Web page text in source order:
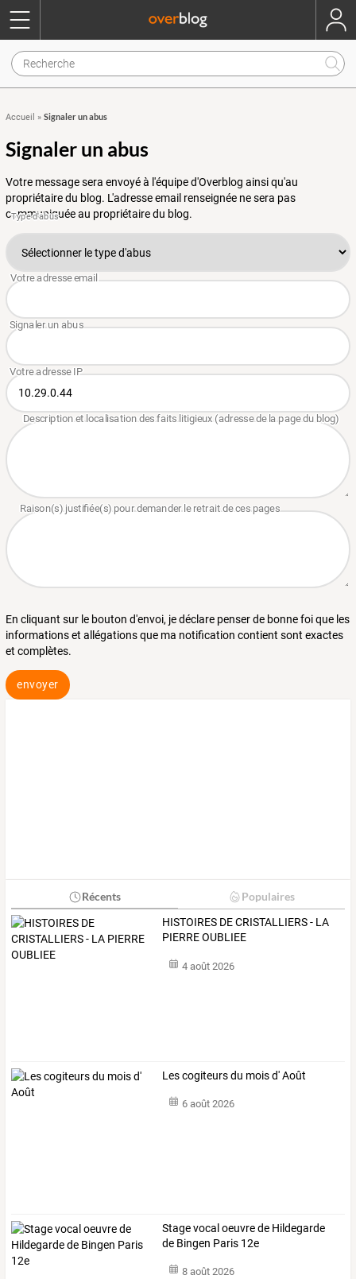
Accueil » Signaler un abus
Signaler un abus
Votre message sera envoyé à l'équipe d'Overblog ainsi qu'au
propriétaire du blog. L'adresse email renseignée ne sera pas
communiquée au propriétaire du blog.
En cliquant sur le bouton d'envoi, je déclare penser de bonne foi que les
informations et allégations que ma notification contient sont exactes
et complètes.
envoyer
Récents Populaires
HISTOIRES DE CRISTALLIERS - LA
PIERRE OUBLIEE
4 août 2026
Les cogiteurs du mois d' Août
6 août 2026
Stage vocal oeuvre de Hildegarde
de Bingen Paris 12e
8 août 2026